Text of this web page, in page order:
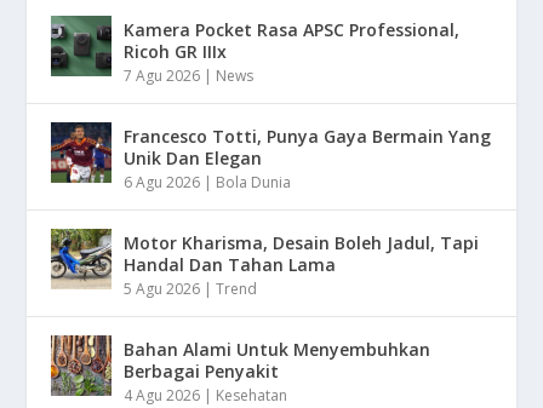
Kamera Pocket Rasa APSC Professional,
Ricoh GR IIIx
7 Agu 2026 | News
Francesco Totti, Punya Gaya Bermain Yang
Unik Dan Elegan
6 Agu 2026 | Bola Dunia
Motor Kharisma, Desain Boleh Jadul, Tapi
Handal Dan Tahan Lama
5 Agu 2026 |Trend
Bahan Alami Untuk Menyembuhkan
Berbagai Penyakit
4 Agu 2026 | Kesehatan